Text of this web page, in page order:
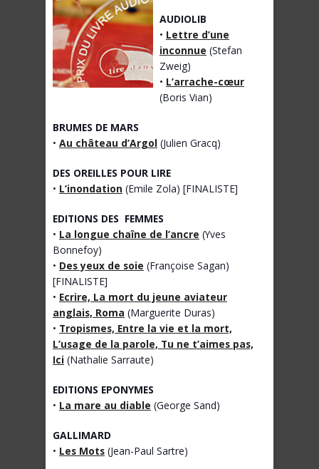
AUDIOLIB
• Lettre d’une
inconnue (Stefan
Zweig)
• L’arrache-cœur
(Boris Vian)
BRUMES DE MARS
• Au château d’Argol (Julien Gracq)
DES OREILLES POUR LIRE
• L’inondation (Emile Zola) [FINALISTE]
EDITIONS DES FEMMES
• La longue chaîne de l’ancre (Yves
Bonnefoy)
• Des yeux de soie (Françoise Sagan)
[FINALISTE]
• Ecrire, La mort du jeune aviateur
anglais, Roma (Marguerite Duras)
• Tropismes, Entre la vie et la mort,
L’usage de la parole, Tu ne t’aimes pas,
Ici (Nathalie Sarraute)
EDITIONS EPONYMES
• La mare au diable (George Sand)
GALLIMARD
• Les Mots (Jean-Paul Sartre)